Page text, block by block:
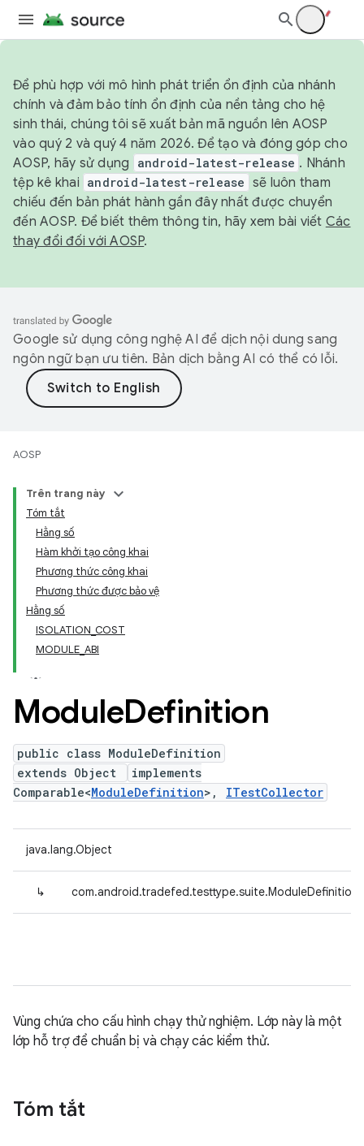
Để phù hợp với mô hình phát triển ổn định của nhánh
chính và đảm bảo tính ổn định của nền tảng cho hệ
sinh thái, chúng tôi sẽ xuất bản mã nguồn lên AOSP
vào quý 2 và quý 4 năm 2026. Để tạo và đóng góp cho
AOSP, hãy sử dụng
android-latest-release . Nhánh
tệp kê khai android-latest-release sẽ luôn tham
chiếu đến bản phát hành gần đây nhất được chuyển
đến AOSP. Để biết thêm thông tin, hãy xem bài viết Các
thay đổi đối với AOSP.
Google sử dụng công nghệ AI để dịch nội dung sang
ngôn ngữ bạn ưu tiên. Bản dịch bằng AI có thể có lỗi.
AOSP
Trên trang này
Tóm tắt
Hằng số
Hàm khởi tạo công khai
Phương thức công khai
Phương thức được bảo vệ
Hằng số
ISOLATION_COST
MODULE_ABI
ModuleDefinition
public class ModuleDefinition
extends Object
implements
Comparable<ModuleDefinition>, ITestCollector
java.lang.Object
↳ com.android.tradefed.testtype.suite.ModuleDefinition
Vùng chứa cho cấu hình chạy thử nghiệm. Lớp này là một
lớp hỗ trợ để chuẩn bị và chạy các kiểm thử.
Tóm tắt